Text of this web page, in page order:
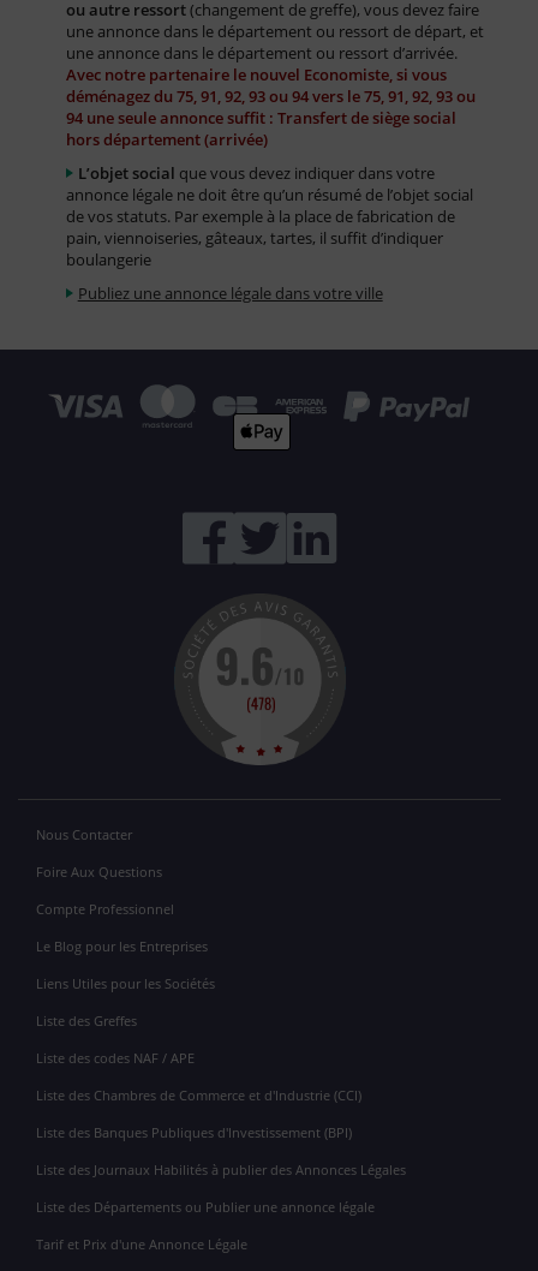
ou autre ressort(changement de greffe), vous devez faire
une annonce dans le département ou ressort de départ, et
une annonce dans le département ou ressort d’arrivée.
Avec notre partenaire le nouvel Economiste, si vous
déménagez du 75, 91, 92, 93 ou 94 vers le 75, 91, 92, 93 ou
94 une seule annonce suffit : Transfert de siège social
hors département (arrivée)
L’objet social que vous devez indiquer dans votre
annonce légale ne doit être qu’un résumé de l’objet social
de vos statuts. Par exemple à la place de fabrication de
pain, viennoiseries, gâteaux, tartes, il suffit d’indiquer
boulangerie
Publiez une annonce légale dans votre ville
Nous Contacter
Foire Aux Questions
Compte Professionnel
Le Blog pour les Entreprises
Liens Utiles pour les Sociétés
Liste des Greffes
Liste des codes NAF / APE
Liste des Chambres de Commerce et d'Industrie (CCI)
Liste des Banques Publiques d'Investissement (BPI)
Liste des Journaux Habilités à publier des Annonces Légales
Liste des Départements ou Publier une annonce légale
Tarif et Prix d'une Annonce Légale